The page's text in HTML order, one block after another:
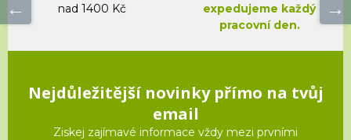
nad 1400 Kč
expedujeme každý
pracovní den.
Nejdůležitější novinky přímo na tvůj
email
Ziskej zajímavé informace vždy mezi prvními